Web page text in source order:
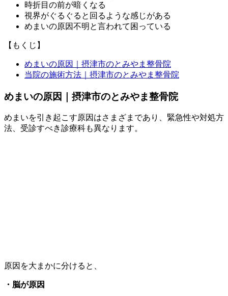
時折目の前が暗くなる
視界がぐるぐると回るような感じがある
めまいの原因不明と言われて困っている
【もくじ】
めまいの原因｜摂津市のとみやま整骨院
当院の施術方法｜摂津市のとみやま整骨院
めまいの原因｜摂津市のとみやま整骨院
めまいを引き起こす原因はさまざまであり、緊急性や対処方
法、受診すべき診療科も異なります。
原因を大まかに分けると、
・脳が原因